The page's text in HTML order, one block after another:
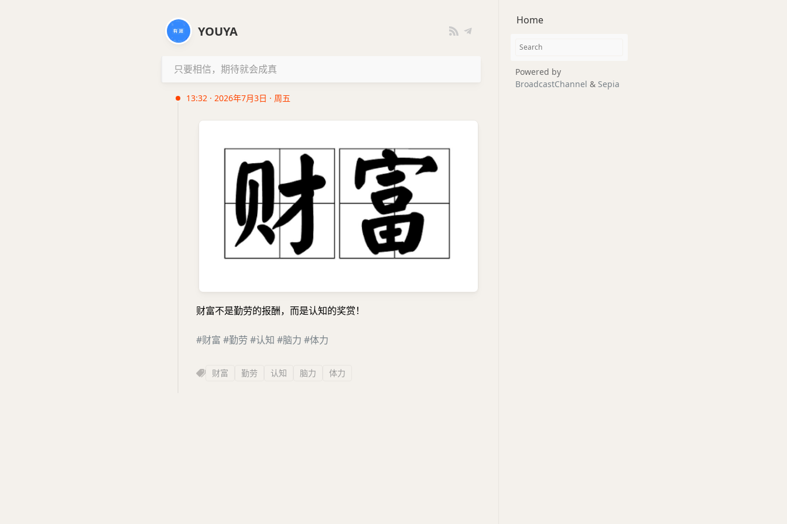
YOUYA
只要相信，期待就会成真
13:32 · 2026年7月3日 · 周五
财富不是勤劳的报酬，而是认知的奖赏！
#财富 #勤劳 #认知 #脑力 #体力
财富 勤劳 认知 脑力 体力
Home
Powered by
BroadcastChannel & Sepia